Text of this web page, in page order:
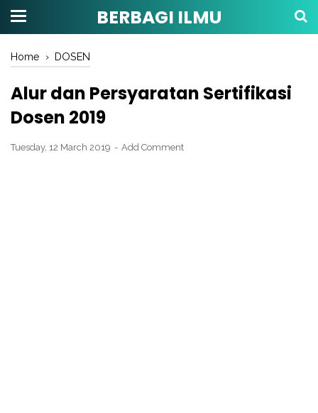
BERBAGI ILMU
Home › DOSEN
Alur dan Persyaratan Sertifikasi
Dosen 2019
Tuesday, 12 March 2019 Add Comment